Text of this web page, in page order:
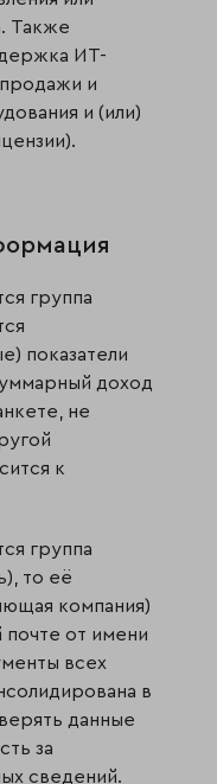
Также
ИТ-
и
и (или)
группа
показатели
доход
не
к
группа
то её
компания)
почте от имени
всех
в
данные
за
сведений.